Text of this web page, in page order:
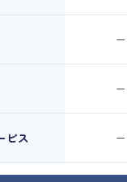
ー
ー
ビス ー